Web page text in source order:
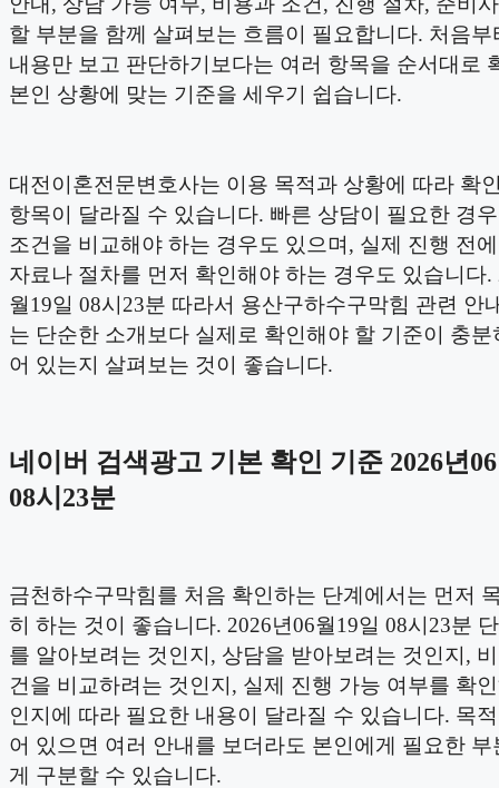
할 부분을 함께 살펴보는 흐름이 필요합니다. 처음부
내용만 보고 판단하기보다는 여러 항목을 순서대로
본인 상황에 맞는 기준을 세우기 쉽습니다.
대전이혼전문변호사는 이용 목적과 상황에 따라 확
항목이 달라질 수 있습니다. 빠른 상담이 필요한 경
조건을 비교해야 하는 경우도 있으며, 실제 진행 전
자료나 절차를 먼저 확인해야 하는 경우도 있습니다.
월19일 08시23분 따라서 용산구하수구막힘 관련 안
는 단순한 소개보다 실제로 확인해야 할 기준이 충분
어 있는지 살펴보는 것이 좋습니다.
네이버 검색광고 기본 확인 기준 2026년
08시23분
금천하수구막힘를 처음 확인하는 단계에서는 먼저
히 하는 것이 좋습니다. 2026년06월19일 08시23분
를 알아보려는 것인지, 상담을 받아보려는 것인지,
건을 비교하려는 것인지, 실제 진행 가능 여부를 확
인지에 따라 필요한 내용이 달라질 수 있습니다. 목
어 있으면 여러 안내를 보더라도 본인에게 필요한 부
게 구분할 수 있습니다.